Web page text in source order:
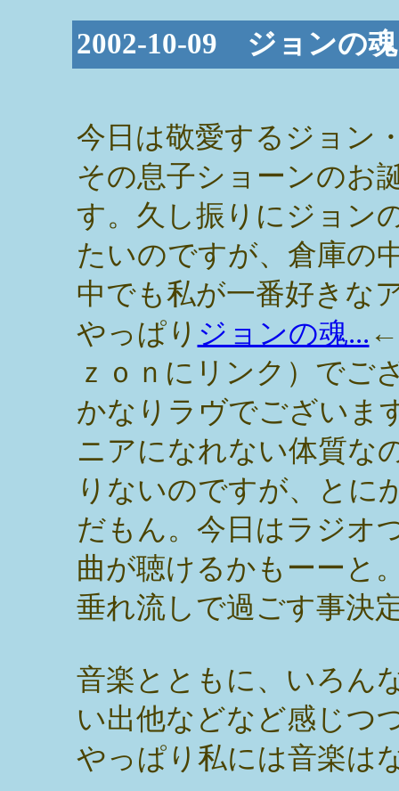
2002-10-09 ジョンの
今日は敬愛するジョン
その息子ショーンのお
す。久し振りにジョン
たいのですが、倉庫の
中でも私が一番好きな
やっぱり ジョンの魂... ←
ｚｏｎにリンク）でご
かなりラヴでございま
ニアになれない体質な
りないのですが、とに
だもん。今日はラジオ
曲が聴けるかもーーと
垂れ流しで過ごす事決
音楽とともに、いろん
い出他などなど感じつ
やっぱり私には音楽は